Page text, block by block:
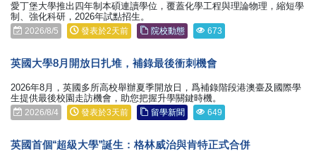
愛丁堡大學推出四年制本碩連讀學位，覆蓋化學工程與理論物理，縮短學
制、強化科研，2026年試點招生。
2026/8/5 發表於2天前 院校動態 673
英國大學8月開放日扎堆，補錄最後衝刺機會
2026年8月，英國多所高校舉辦夏季開放日，爲補錄階段港澳臺及國際學
生提供最後校園走訪機會，助您把握升學關鍵時機。
2026/8/4 發表於3天前 留學新聞 649
英國首個“超級大學”誕生：格林威治與肯特正式合併